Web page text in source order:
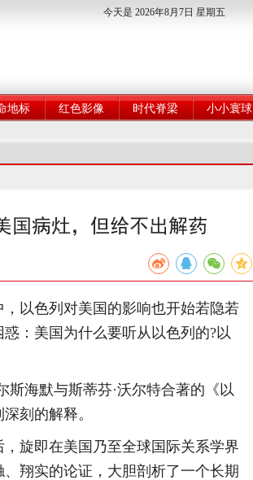
今天是 2026年8月7日 星期五
地标 红色影像 时代脊梁 小小寰球
国病灶，但给不出解药
以色列对美国的影响也开始若隐若
：美国为什么要听从以色列的?以
斯海默与斯蒂芬·沃尔特合著的《以
刻的解释。
旋即在美国乃至全球国际关系学界
翔实的论证，大胆剖析了一个长期